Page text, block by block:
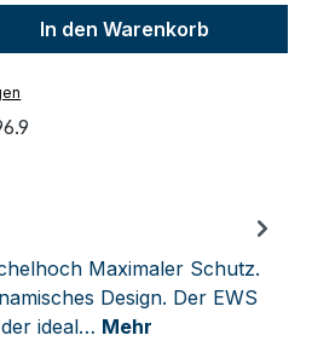
Gib den
In den Warenkorb
Maximaler Schutz.
Design. Der EWS
ideal… Mehr